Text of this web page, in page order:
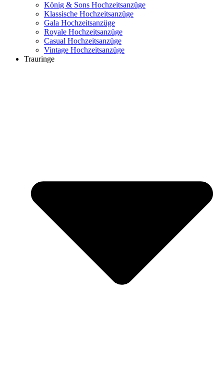
König & Sons Hochzeitsanzüge
Klassische Hochzeitsanzüge
Gala Hochzeitsanzüge
Royale Hochzeitsanzüge
Casual Hochzeitsanzüge
Vintage Hochzeitsanzüge
Trauringe